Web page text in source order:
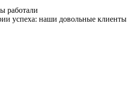
работали
успеха: наши довольные клиенты